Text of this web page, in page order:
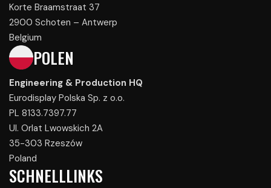
Korte Braamstraat 37
2900 Schoten – Antwerp
Belgium
POLEN
Engineering & Production HQ
Eurodisplay Polska Sp. z o.o.
PL 8133.7397.77
Ul. Orlat Lwowskich 2A
35-303 Rzeszów
Poland
SCHNELLLINKS